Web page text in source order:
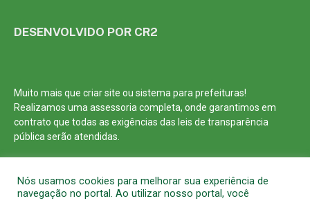
DESENVOLVIDO POR CR2
Muito mais que criar site ou sistema para prefeituras!
Realizamos uma assessoria completa, onde garantimos em
contrato que todas as exigências das leis de transparência
pública serão atendidas.
Nós usamos cookies para melhorar sua experiência de
navegação no portal. Ao utilizar nosso portal, você